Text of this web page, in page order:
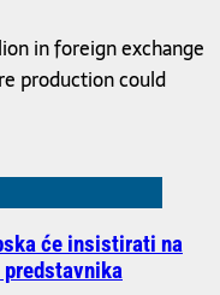
in foreign exchange
production could
će insistirati na